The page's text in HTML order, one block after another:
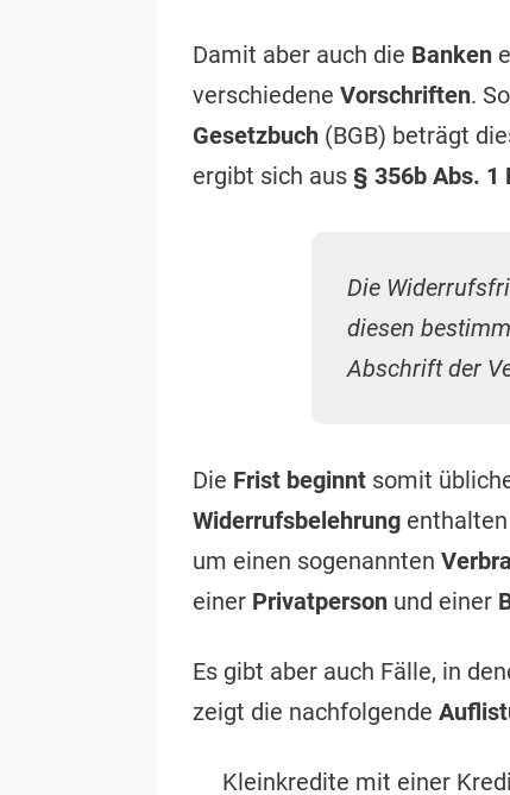
Damit aber auch die Banken
verschiedene Vorschriften.
Gesetzbuch (BGB) beträgt
ergibt sich aus § 356b Abs. 1
Die
diesen
Abschrift der
Die Frist beginnt somit
Widerrufsbelehrung
um einen sogenannten
einer Privatperson und einer
Es gibt aber auch Fälle, in
zeigt die nachfolgende
Kleinkredite mit einer